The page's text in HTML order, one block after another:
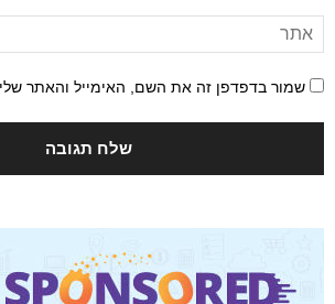
שמור בדפדפן זה את השם, האימייל והאתר